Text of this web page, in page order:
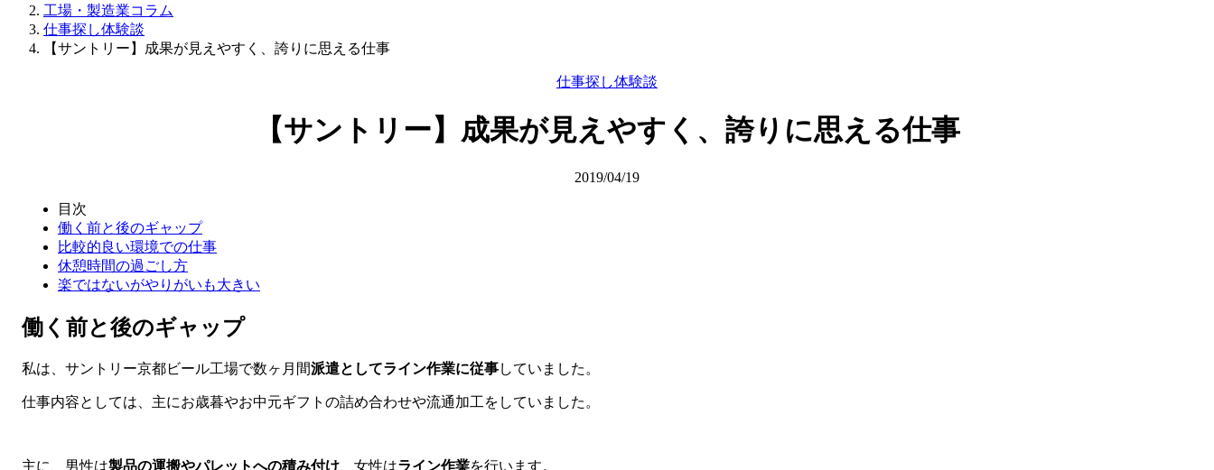
工場・製造業コラム
仕事探し体験談
【サントリー】成果が見えやすく、誇りに思える仕事
仕事探し体験談
【サントリー】成果が見えやすく、誇りに思える仕事
2019/04/19
目次
働く前と後のギャップ
比較的良い環境での仕事
休憩時間の過ごし方
楽ではないがやりがいも大きい
働く前と後のギャップ
私は、サントリー京都ビール工場で数ヶ月間派遣としてライン作業に従事していました。
仕事内容としては、主にお歳暮やお中元ギフトの詰め合わせや流通加工をしていました。
主に、男性は製品の運搬やパレットへの積み付け 、女性はライン作業を行います。